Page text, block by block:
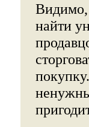
Видимо,
найти